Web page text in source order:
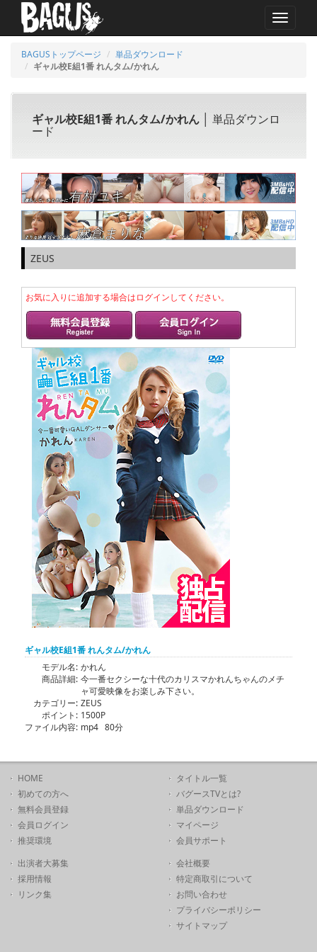
MENU
BAGUSトップページ
単品ダウンロード
ギャル校E組1番 れんタム/かれん
ギャル校E組1番 れんタム/かれん │ 単品ダウンロ
ード
ZEUS
お気に入りに追加する場合はログインしてください。
ギャル校E組1番 れんタム/かれん
モデル名: かれん
商品詳細: 今一番セクシーな十代のカリスマかれんちゃんのメチ
ャ可愛映像をお楽しみ下さい。
カテゴリー: ZEUS
ポイント: 1500P
ファイル内容: mp4 80分
HOME
初めての方へ
無料会員登録
会員ログイン
推奨環境
タイトル一覧
バグースTVとは?
単品ダウンロード
マイページ
会員サポート
出演者大募集
採用情報
リンク集
会社概要
特定商取引について
お問い合わせ
プライバシーポリシー
サイトマップ